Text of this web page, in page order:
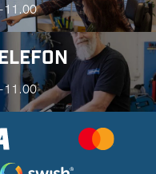
11.00
11.00